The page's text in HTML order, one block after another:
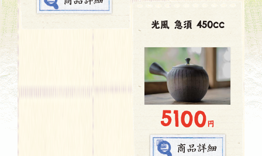
光風 急須 450cc
5100円